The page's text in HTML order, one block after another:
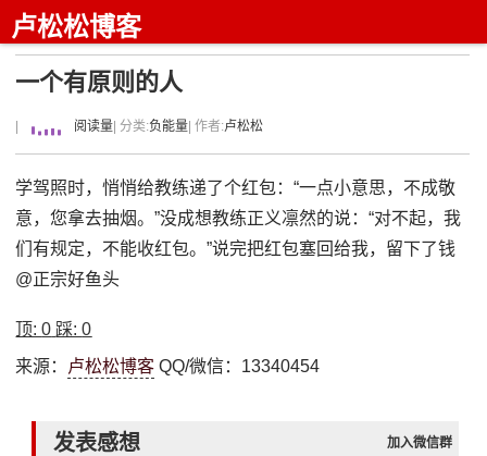
卢松松博客
一个有原则的人
阅读量 | 分类:负能量 | 作者:卢松松
学驾照时，悄悄给教练递了个红包：“一点小意思，不成敬
意，您拿去抽烟。”没成想教练正义凛然的说：“对不起，我
们有规定，不能收红包。”说完把红包塞回给我，留下了钱
@正宗好鱼头
顶:0 踩:0
来源： 卢松松博客 QQ/微信：13340454
发表感想 加入微信群